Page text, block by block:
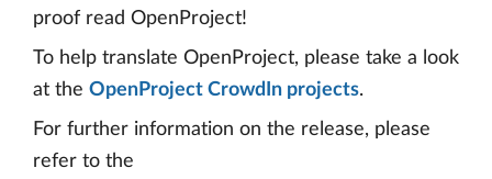
proof read OpenProject!
To help translate OpenProject, please take a look
at the OpenProject CrowdIn projects.
For further information on the release, please
refer to the